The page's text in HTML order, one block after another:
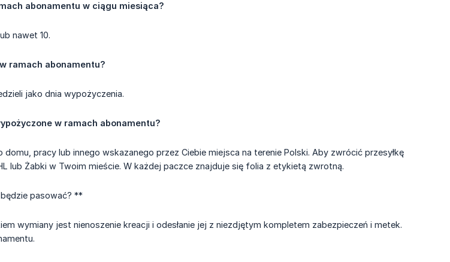
abonamentu w ciągu miesiąca?
nawet 10.
ramach abonamentu?
jako dnia wypożyczenia.
w ramach abonamentu?
pracy lub innego wskazanego przez Ciebie miejsca na terenie Polski. Aby zwrócić przesyłkę
lub Żabki w Twoim mieście. W każdej paczce znajduje się folia z etykietą zwrotną.
pasować? **
wymiany jest nienoszenie kreacji i odesłanie jej z niezdjętym kompletem zabezpieczeń i metek.